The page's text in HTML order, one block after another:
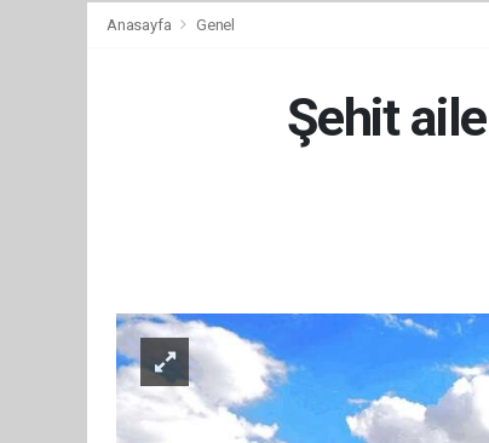
Anasayfa Genel
Şehit